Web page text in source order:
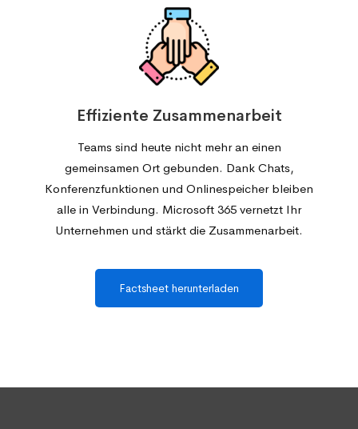
Effiziente Zusammenarbeit
Teams sind heute nicht mehr an einen
gemeinsamen Ort gebunden. Dank Chats,
Konferenzfunktionen und Onlinespeicher bleiben
alle in Verbindung. Microsoft 365 vernetzt Ihr
Unternehmen und stärkt die Zusammenarbeit.
Factsheet herunterladen